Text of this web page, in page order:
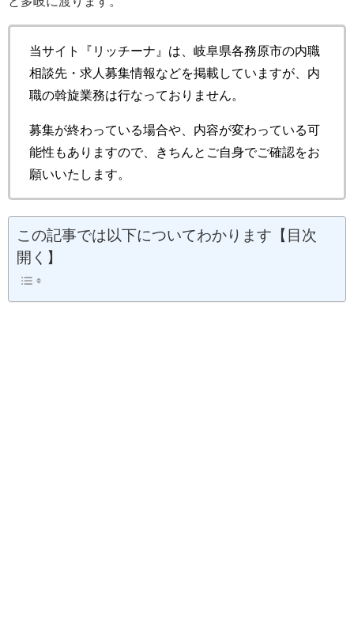
当サイト『リッチーナ』は、岐阜県各務原市の内職
相談先・求人募集情報などを掲載していますが、内
職の斡旋業務は行なっておりません。
募集が終わっている場合や、内容が変わっている可
能性もありますので、きちんとご自身でご確認をお
願いいたします。
この記事では以下についてわかります【目次
開く】